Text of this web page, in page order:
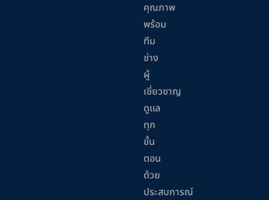
คุณภาพ
พร้อม
ทีม
ช่าง
ผู้
เชี่ยวชาญ
ดูแล
ทุก
ขั้น
ตอน
ด้วย
ประสบการณ์